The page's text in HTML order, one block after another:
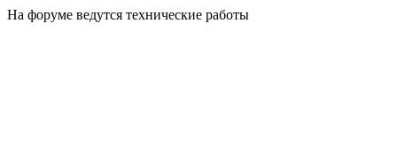
На форуме ведутся технические работы